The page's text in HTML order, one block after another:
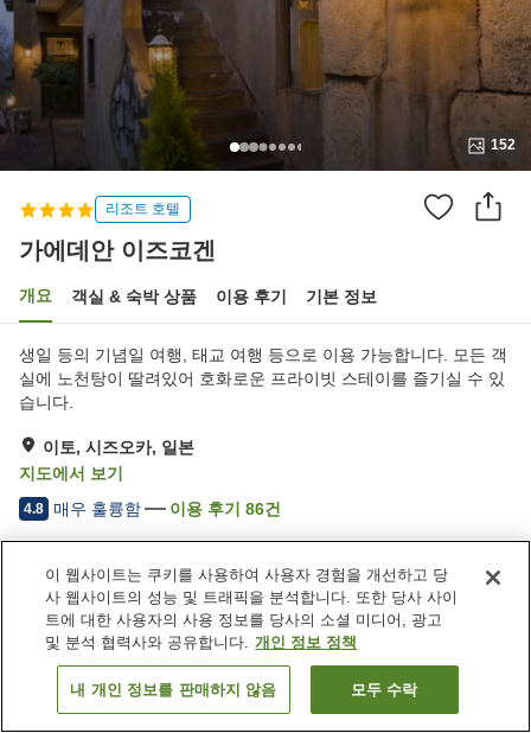
152
리조트 호텔
가에데안 이즈코겐
개요 객실 & 숙박 상품 이용 후기 기본 정보
생일 등의 기념일 여행, 태교 여행 등으로 이용 가능합니다. 모든 객
실에 노천탕이 딸려있어 호화로운 프라이빗 스테이를 즐기실 수 있
습니다.
이토, 시즈오카, 일본
지도에서 보기
4.8 매우 훌륭함 이용 후기 86건
숙소 편의 시설/서비스
주차장
스파 / 미용실
레스토랑
프라이빗 다이닝
일본 시즈오카 이토 가에데안 이즈코겐
객실 보기
이 웹사이트는 쿠키를 사용하여 사용자 경험을 개선하고 당
사 웹사이트의 성능 및 트래픽을 분석합니다. 또한 당사 사이
트에 대한 사용자의 사용 정보를 당사의 소셜 미디어, 광고
및 분석 협력사와 공유합니다. 개인 정보 정책
내 개인 정보를 판매하지 않음 모두 수락